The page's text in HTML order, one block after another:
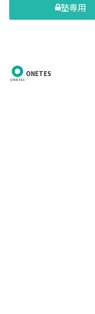
塾専用
ONETES